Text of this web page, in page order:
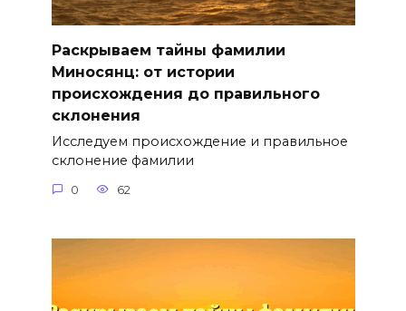
Раскрываем тайны фамилии
Миносянц: от истории
происхождения до правильного
склонения
Исследуем происхождение и правильное
склонение фамилии
0 62